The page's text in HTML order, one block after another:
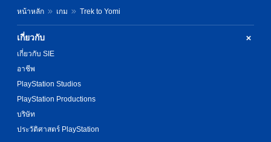
หน้าหลัก เกม Trek to Yomi
เกี่ยวกับ
เกี่ยวกับ SIE
อาชีพ
PlayStation Studios
PlayStation Productions
บริษัท
ประวัติศาสตร์ PlayStation